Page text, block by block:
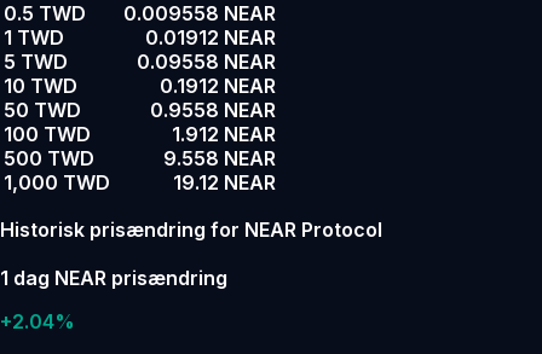
0.5 TWD
0.009558 NEAR
1 TWD
0.01912 NEAR
5 TWD
0.09558 NEAR
10 TWD
0.1912 NEAR
50 TWD
0.9558 NEAR
100 TWD
1.912 NEAR
500 TWD
9.558 NEAR
1,000 TWD
19.12 NEAR
Historisk prisændring for NEAR Protocol
1 dag NEAR prisændring
+2.04%